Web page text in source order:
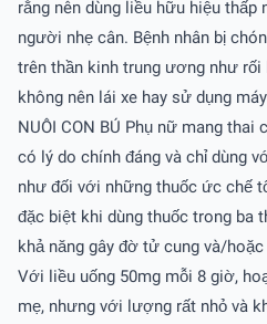
rằng nên dùng liều hữu hiệu
người nhẹ cân. Bệnh nhân bị
trên thần kinh trung ương như
không nên lái xe hay sử dụng
NUÔI CON BÚ Phụ nữ mang
có lý do chính đáng và chỉ dùng
như đối với những thuốc ức chế
đặc biệt khi dùng thuốc trong ba
khả năng gây đờ tử cung và/
Với liều uống 50mg mỗi 8 giờ,
mẹ, nhưng với lượng rất nhỏ và